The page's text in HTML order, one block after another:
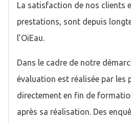
La satisfaction de nos clients
prestations, sont depuis
l’OiEau.
Dans le cadre de notre
évaluation est réalisée par les
directement en fin de
après sa réalisation. Des